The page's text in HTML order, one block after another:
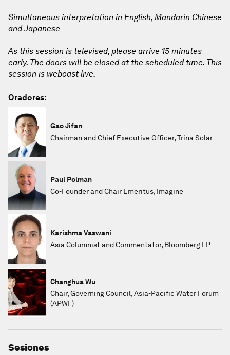
Simultaneous interpretation in English, Mandarin Chinese
and Japanese
As this session is televised, please arrive 15 minutes
early. The doors will be closed at the scheduled time. This
session is webcast live.
Oradores:
Gao Jifan
Chairman and Chief Executive Officer, Trina Solar
Paul Polman
Co-Founder and Chair Emeritus, Imagine
Karishma Vaswani
Asia Columnist and Commentator, Bloomberg LP
Changhua Wu
Chair, Governing Council, Asia-Pacific Water Forum
(APWF)
Sesiones